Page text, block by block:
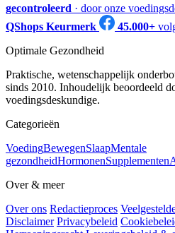
gecontroleerd · door onze
QShops Keurmerk
45.000+
Optimale Gezondheid
Praktische, wetenschappelijk
sinds 2010. Inhoudelijk beoordeeld
voedingsdeskundige.
Categorieën
VoedingBewegenSlaapMentale
gezondheidHormonenSupplementen
Over & meer
Over ons Redactieproces
Disclaimer Privacybeleid